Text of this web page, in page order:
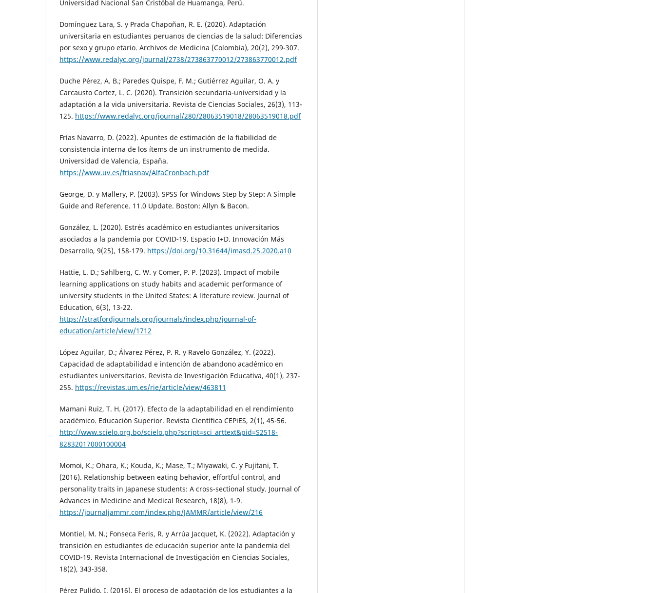
Universidad Nacional San Cristóbal de Huamanga, Perú.
Domínguez Lara, S. y Prada Chapoñan, R. E. (2020). Adaptación
universitaria en estudiantes peruanos de ciencias de la salud: Diferencias
por sexo y grupo etario. Archivos de Medicina (Colombia), 20(2), 299-307.
https://www.redalyc.org/journal/2738/273863770012/273863770012.pdf
Duche Pérez, A. B.; Paredes Quispe, F. M.; Gutiérrez Aguilar, O. A. y
Carcausto Cortez, L. C. (2020). Transición secundaria-universidad y la
adaptación a la vida universitaria. Revista de Ciencias Sociales, 26(3), 113-
125. https://www.redalyc.org/journal/280/28063519018/28063519018.pdf
Frías Navarro, D. (2022). Apuntes de estimación de la fiabilidad de
consistencia interna de los ítems de un instrumento de medida.
Universidad de Valencia, España.
https://www.uv.es/friasnav/AlfaCronbach.pdf
George, D. y Mallery, P. (2003). SPSS for Windows Step by Step: A Simple
Guide and Reference. 11.0 Update. Boston: Allyn & Bacon.
González, L. (2020). Estrés académico en estudiantes universitarios
asociados a la pandemia por COVID-19. Espacio I+D. Innovación Más
Desarrollo, 9(25), 158-179. https://doi.org/10.31644/imasd.25.2020.a10
Hattie, L. D.; Sahlberg, C. W. y Comer, P. P. (2023). Impact of mobile
learning applications on study habits and academic performance of
university students in the United States: A literature review. Journal of
Education, 6(3), 13-22.
https://stratfordjournals.org/journals/index.php/journal-of-
education/article/view/1712
López Aguilar, D.; Álvarez Pérez, P. R. y Ravelo González, Y. (2022).
Capacidad de adaptabilidad e intención de abandono académico en
estudiantes universitarios. Revista de Investigación Educativa, 40(1), 237-
255. https://revistas.um.es/rie/article/view/463811
Mamani Ruiz, T. H. (2017). Efecto de la adaptabilidad en el rendimiento
académico. Educación Superior. Revista Científica CEPiES, 2(1), 45-56.
http://www.scielo.org.bo/scielo.php?script=sci_arttext&pid=S2518-
82832017000100004
Momoi, K.; Ohara, K.; Kouda, K.; Mase, T.; Miyawaki, C. y Fujitani, T.
(2016). Relationship between eating behavior, effortful control, and
personality traits in Japanese students: A cross-sectional study. Journal of
Advances in Medicine and Medical Research, 18(8), 1-9.
https://journaljammr.com/index.php/JAMMR/article/view/216
Montiel, M. N.; Fonseca Feris, R. y Arrúa Jacquet, K. (2022). Adaptación y
transición en estudiantes de educación superior ante la pandemia del
COVID-19. Revista Internacional de Investigación en Ciencias Sociales,
18(2), 343-358.
Pérez Pulido, I. (2016). El proceso de adaptación de los estudiantes a la